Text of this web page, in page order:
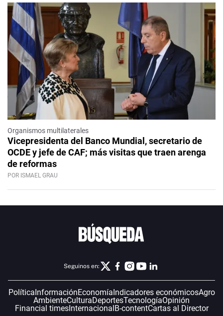
Organismos multilaterales
Vicepresidenta del Banco Mundial, secretario de
OCDE y jefe de CAF; más visitas que traen arenga
de reformas
POR ISMAEL GRAU
Seguinos en:
PolíticaInformaciónEconomíaIndicadores económicosAgro
AmbienteCulturaDeportesTecnologíaOpinión
Financial timesInternacionalB-contentCartas al Director